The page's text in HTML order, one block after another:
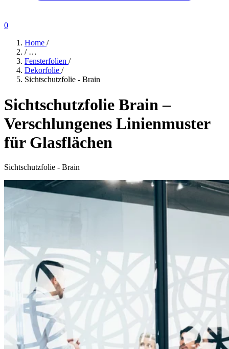
0
Home /
/ …
Fensterfolien /
Dekorfolie /
Sichtschutzfolie - Brain
Sichtschutzfolie Brain –
Verschlungenes Linienmuster
für Glasflächen
Sichtschutzfolie - Brain